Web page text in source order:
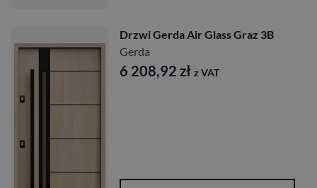
Drzwi Gerda Air Glass Graz 3B
Gerda
6 208,92 zł z VAT